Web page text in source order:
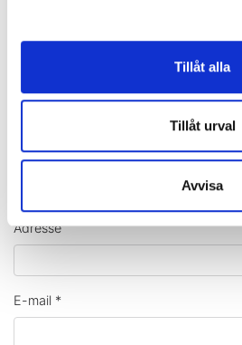
Tillåt alla
Tillåt urval
Avvisa
Kontaktformular
Telefon*
Adresse
E-mail *